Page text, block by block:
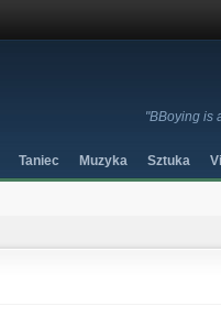
"BBoying is
Taniec Muzyka Sztuka